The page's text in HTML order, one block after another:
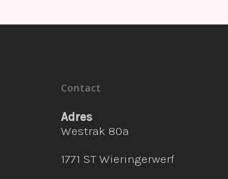
Contact
Adres
Westrak 80a
1771 ST Wieringerwerf